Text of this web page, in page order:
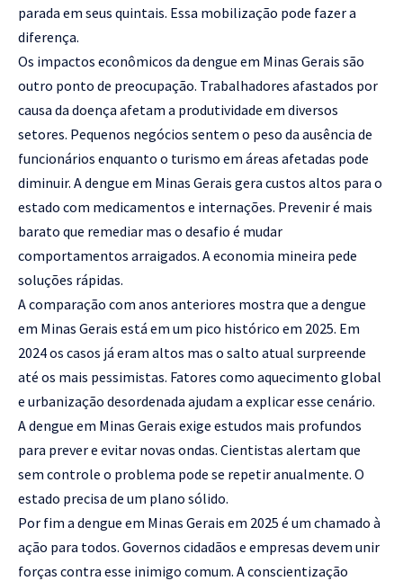
parada em seus quintais. Essa mobilização pode fazer a
diferença.
Os impactos econômicos da dengue em Minas Gerais são
outro ponto de preocupação. Trabalhadores afastados por
causa da doença afetam a produtividade em diversos
setores. Pequenos negócios sentem o peso da ausência de
funcionários enquanto o turismo em áreas afetadas pode
diminuir. A dengue em Minas Gerais gera custos altos para o
estado com medicamentos e internações. Prevenir é mais
barato que remediar mas o desafio é mudar
comportamentos arraigados. A economia mineira pede
soluções rápidas.
A comparação com anos anteriores mostra que a dengue
em Minas Gerais está em um pico histórico em 2025. Em
2024 os casos já eram altos mas o salto atual surpreende
até os mais pessimistas. Fatores como aquecimento global
e urbanização desordenada ajudam a explicar esse cenário.
A dengue em Minas Gerais exige estudos mais profundos
para prever e evitar novas ondas. Cientistas alertam que
sem controle o problema pode se repetir anualmente. O
estado precisa de um plano sólido.
Por fim a dengue em Minas Gerais em 2025 é um chamado à
ação para todos. Governos cidadãos e empresas devem unir
forças contra esse inimigo comum. A conscientização